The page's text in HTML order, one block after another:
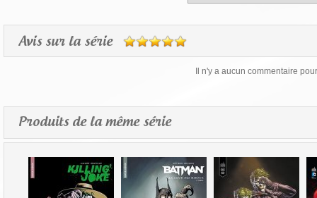
Avis sur la série
Il n'y a aucun commentaire
Produits de la même série